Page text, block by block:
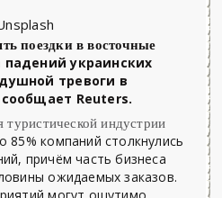
поездки в восточные
украинских
тревоги в
Reuters.
туристической индустрии
компаний столкнулись
причём часть бизнеса
ожидаемых заказов.